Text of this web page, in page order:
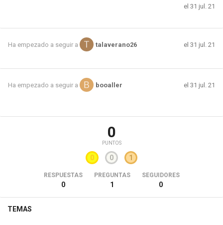
el 31 jul. 21
Ha empezado a seguir a talaverano26 el 31 jul. 21
Ha empezado a seguir a booaller el 31 jul. 21
0
PUNTOS
0 0 1
RESPUESTAS
0
PREGUNTAS
1
SEGUIDORES
0
TEMAS